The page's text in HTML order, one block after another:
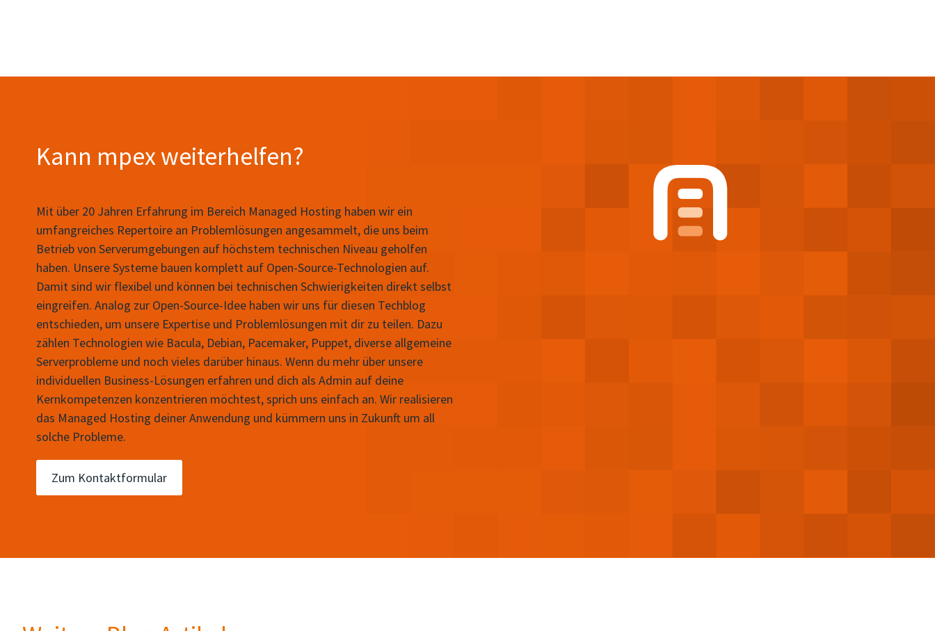
Kann mpex weiterhelfen?
Mit über 20 Jahren Erfahrung im Bereich Managed Hosting haben wir ein
umfangreiches Repertoire an Problemlösungen angesammelt, die uns beim
Betrieb von Serverumgebungen auf höchstem technischen Niveau geholfen
haben. Unsere Systeme bauen komplett auf Open-Source-Technologien auf.
Damit sind wir flexibel und können bei technischen Schwierigkeiten direkt selbst
eingreifen. Analog zur Open-Source-Idee haben wir uns für diesen Techblog
entschieden, um unsere Expertise und Problemlösungen mit dir zu teilen. Dazu
zählen Technologien wie Bacula, Debian, Pacemaker, Puppet, diverse allgemeine
Serverprobleme und noch vieles darüber hinaus. Wenn du mehr über unsere
individuellen Business-Lösungen erfahren und dich als Admin auf deine
Kernkompetenzen konzentrieren möchtest, sprich uns einfach an. Wir realisieren
das Managed Hosting deiner Anwendung und kümmern uns in Zukunft um all
solche Probleme.
Zum Kontaktformular